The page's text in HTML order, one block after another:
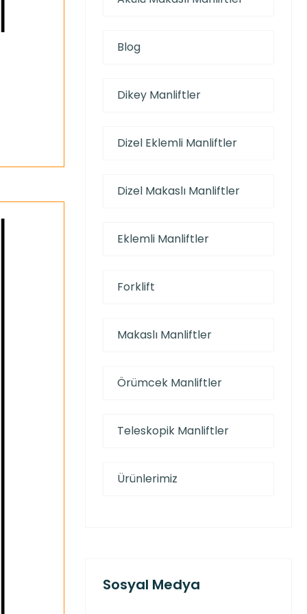
Blog
Dikey Manliftler
Dizel Eklemli Manliftler
Dizel Makaslı Manliftler
Eklemli Manliftler
Forklift
Makaslı Manliftler
Örümcek Manliftler
Teleskopik Manliftler
Ürünlerimiz
Sosyal Medya